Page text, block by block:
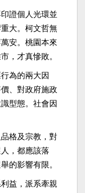
證個人光環並
大。柯文哲無
安。桃園本來
，才真慘敗。
為的兩大因
、對政府施政
型態。社會因
格及宗教，對
，都應該落
的影響有限。
益，派系牽親